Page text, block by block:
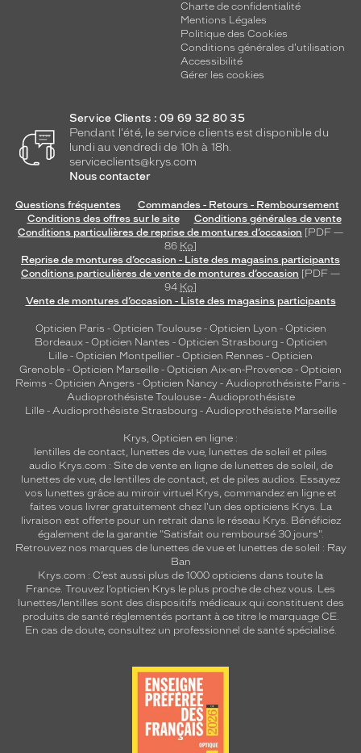
Charte de confidentialité
Mentions Légales
Politique des Cookies
Conditions générales d'utilisation
Accessibilité
Gérer les cookies
Service Clients : 09 69 32 80 35
Pendant l'été, le service clients est disponible du
lundi au vendredi de 10h à 18h.
serviceclients@krys.com
Nous contacter
Questions fréquentes
Commandes - Retours - Remboursement
Conditions des offres sur le site
Conditions générales de vente
Conditions particulières de reprise de montures d’occasion [PDF —
86 Ko]
Reprise de montures d’occasion - Liste des magasins participants
Conditions particulières de vente de montures d’occasion [PDF —
94 Ko]
Vente de montures d’occasion - Liste des magasins participants
Opticien Paris - Opticien Toulouse- Opticien Lyon - Opticien
Bordeaux- Opticien Nantes - Opticien Strasbourg - Opticien
Lille - Opticien Montpellier - Opticien Rennes - Opticien
Grenoble - Opticien Marseille - Opticien Aix-en-Provence - Opticien
Reims - Opticien Angers - Opticien Nancy - Audioprothésiste Paris -
Audioprothésiste Toulouse- Audioprothésiste
Lille- Audioprothésiste Strasbourg - Audioprothésiste Marseille
Krys, Opticien en ligne :
lentilles de contact, lunettes de vue, lunettes de soleil et piles
audio Krys.com : Site de vente en ligne de lunettes de soleil, de
lunettes de vue, de lentilles de contact, et de piles audios. Essayez
vos lunettes grâce au miroir virtuel Krys, commandez en ligne et
faites vous livrer gratuitement chez l'un des opticiens Krys. La
livraison est offerte pour un retrait dans le réseau Krys. Bénéficiez
également de la garantie "Satisfait ou remboursé 30 jours".
Retrouvez nos marques de lunettes de vue et lunettes de soleil : Ray
Ban
Krys.com : C’est aussi plus de 1000 opticiens dans toute la
France. Trouvez l’opticien Krys le plus proche de chez vous. Les
lunettes/lentilles sont des dispositifs médicaux qui constituent des
produits de santé réglementés portant à ce titre le marquage CE.
En cas de doute, consultez un professionnel de santé spécialisé.